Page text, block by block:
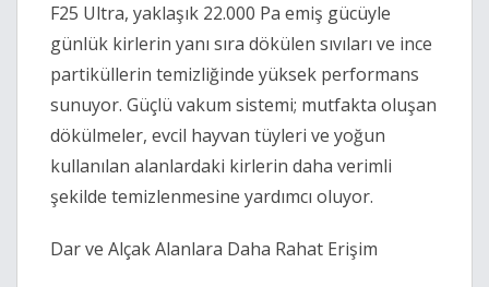
F25 Ultra, yaklaşık 22.000 Pa emiş gücüyle
günlük kirlerin yanı sıra dökülen sıvıları ve ince
partiküllerin temizliğinde yüksek performans
sunuyor. Güçlü vakum sistemi; mutfakta oluşan
dökülmeler, evcil hayvan tüyleri ve yoğun
kullanılan alanlardaki kirlerin daha verimli
şekilde temizlenmesine yardımcı oluyor.
Dar ve Alçak Alanlara Daha Rahat Erişim